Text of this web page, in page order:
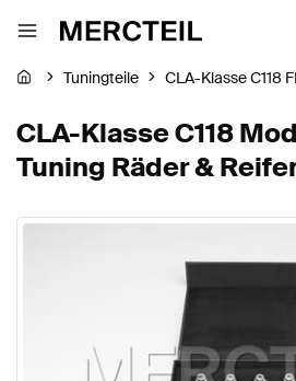
Tuningteile CLA-Klasse C118
CLA-Klasse C118
Tuning Räder &